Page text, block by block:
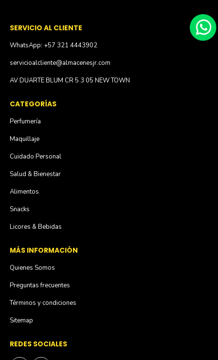
SERVICIO AL CLIENTE
WhatsApp: +57 321 4443902
servicioalcliente@almacenesjr.com
AV DUARTE BLUM CR 5 3 05 NEW TOWN
CATEGORÍAS
Perfumería
Maquillaje
Cuidado Personal
Salud & Bienestar
Alimentos
Snacks
Licores & Bebidas
MÁS INFORMACIÓN
Quienes Somos
Preguntas frecuentes
Términos y condiciones
Sitemap
REDES SOCIALES